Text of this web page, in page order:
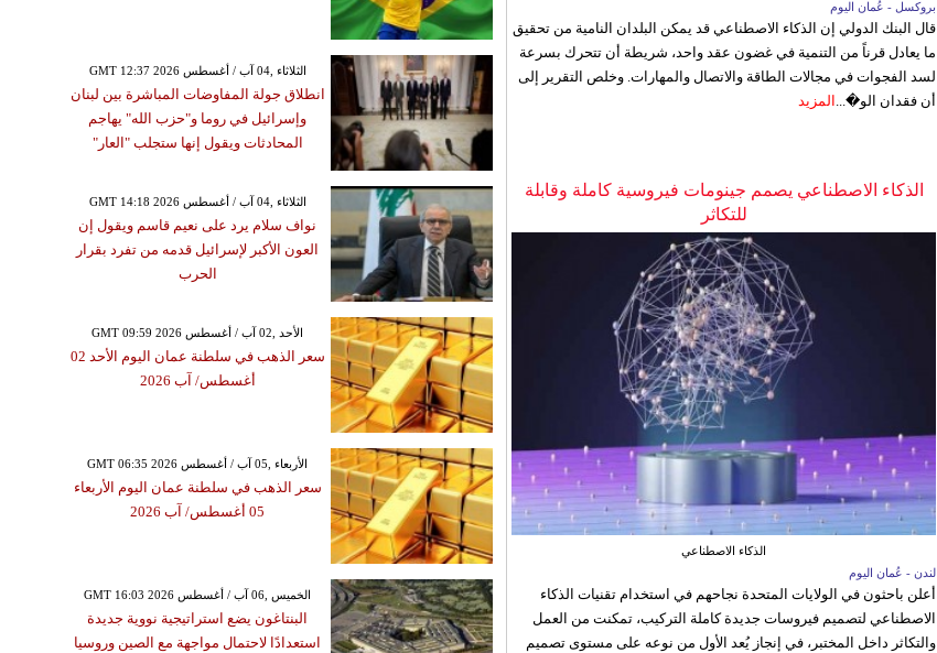
بروكسل - عُمان اليوم
قال البنك الدولي إن الذكاء الاصطناعي قد يمكن البلدان النامية من تحقيق
ما يعادل قرناً من التنمية في غضون عقد واحد، شريطة أن تتحرك بسرعة
لسد الفجوات في مجالات الطاقة والاتصال والمهارات. وخلص التقرير إلى
أن فقدان الو�... المزيد
الذكاء الاصطناعي يصمم جينومات فيروسية كاملة وقابلة
للتكاثر
الذكاء الاصطناعي
لندن - عُمان اليوم
أعلن باحثون في الولايات المتحدة نجاحهم في استخدام تقنيات الذكاء
الاصطناعي لتصميم فيروسات جديدة كاملة التركيب، تمكنت من العمل
والتكاثر داخل المختبر، في إنجاز يُعد الأول من نوعه على مستوى تصميم
GMT 12:37 2026 الثلاثاء ,04 آب / أغسطس
انطلاق جولة المفاوضات المباشرة بين لبنان
وإسرائيل في روما و"حزب الله" يهاجم
المحادثات ويقول إنها ستجلب "العار"
GMT 14:18 2026 الثلاثاء ,04 آب / أغسطس
نواف سلام يرد على نعيم قاسم ويقول إن
العون الأكبر لإسرائيل قدمه من تفرد بقرار
الحرب
GMT 09:59 2026 الأحد ,02 آب / أغسطس
سعر الذهب في سلطنة عمان اليوم الأحد 02
أغسطس/ آب 2026
GMT 06:35 2026 الأربعاء ,05 آب / أغسطس
سعر الذهب في سلطنة عمان اليوم الأربعاء
05 أغسطس/ آب 2026
GMT 16:03 2026 الخميس ,06 آب / أغسطس
البنتاغون يضع استراتيجية نووية جديدة
استعدادًا لاحتمال مواجهة مع الصين وروسيا